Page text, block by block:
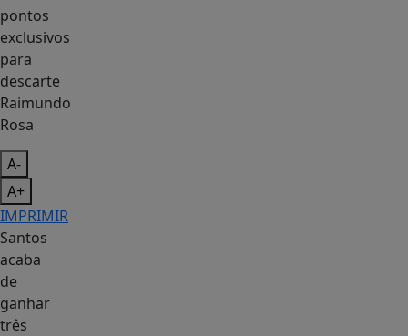
Raimundo
Rosa
A-
A+
IMPRIMIR
Santos
acaba
de
ganhar
três